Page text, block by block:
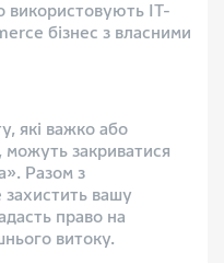
використовують IT-
бізнес з власними
які важко або
можуть закриватися
Разом з
вашу
право на
витоку.